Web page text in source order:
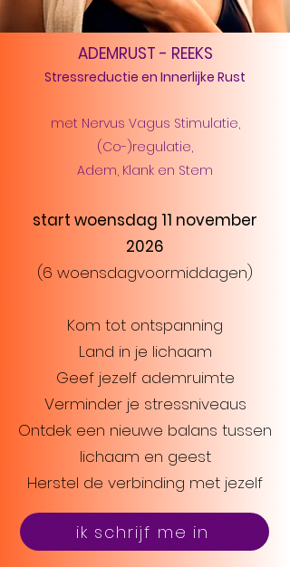
ADEMRUST - REEKS
Stressreductie en Innerlijke Rust
met Nervus Vagus Stimulatie,
(Co-)regulatie,
Adem, Klank en Stem
start woensdag 11 november
2026
(6 woensdagvoormiddagen)
Kom tot ontspanning
Land in je lichaam
Geef jezelf ademruimte
Verminder je stressniveaus
Ontdek een nieuwe balans tussen
lichaam en geest
Herstel de verbinding met jezelf
ik schrijf me in